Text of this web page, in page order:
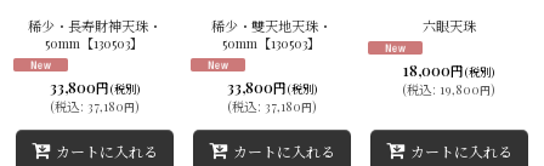
稀少・長寿財神天珠・
50mm【130503】
33,800円(税別)
(税込: 37,180円)
カートに入れる
稀少・雙天地天珠・
50mm【130503】
33,800円(税別)
(税込: 37,180円)
カートに入れる
六眼天珠
18,000円 (税別)
(税込: 19,800円)
カートに入れる